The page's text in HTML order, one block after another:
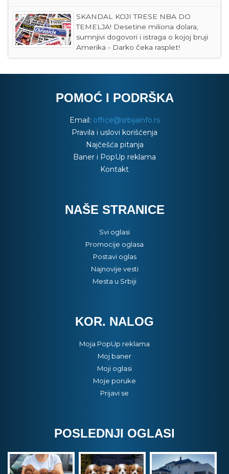
SKANDAL KOJI TRESE NBA DO
TEMELJA! Desetine miliona dolara,
sumnjivi dogovori i istraga o kojoj bruji
Amerika - Darko čeka rasplet!
POMOĆ I PODRŠKA
Email: office@srbijainfo.rs
Pravila i uslovi korišćenja
Najčešća pitanja
Baner i PopUp reklama
Kontakt
NAŠE STRANICE
Svi oglasi
Promocije oglasa
Postavi oglas
Najnovije vesti
Mesta u Srbiji
KOR. NALOG
Moja PopUp reklama
Moj baner
Moji oglasi
Moje poruke
Prijavi se
POSLEDNJI OGLASI